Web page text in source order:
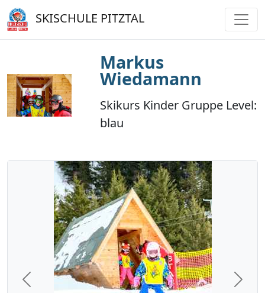
SKISCHULE PITZTAL
Markus
Wiedamann
Skikurs Kinder Gruppe Level:
blau
Previous Next